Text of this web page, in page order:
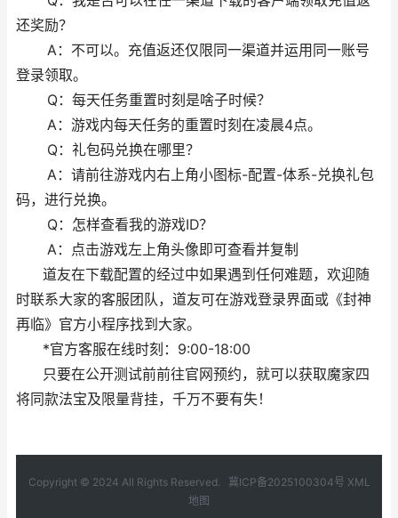
还奖励？
A：不可以。充值返还仅限同一渠道并运用同一账号
登录领取。
Q：每天任务重置时刻是啥子时候？
A：游戏内每天任务的重置时刻在凌晨4点。
Q：礼包码兑换在哪里？
A：请前往游戏内右上角小图标-配置-体系-兑换礼包
码，进行兑换。
Q：怎样查看我的游戏ID？
A：点击游戏左上角头像即可查看并复制
道友在下载配置的经过中如果遇到任何难题，欢迎随
时联系大家的客服团队，道友可在游戏登录界面或《封神
再临》官方小程序找到大家。
*官方客服在线时刻：9:00-18:00
只要在公开测试前前往官网预约，就可以获取魔家四
将同款法宝及限量背挂，千万不要有失！
Copyright © 2024 All Rights Reserved. 冀ICP备2025100304号 XML
地图